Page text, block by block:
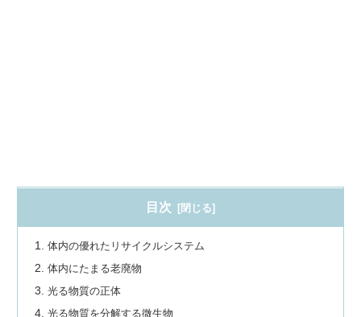
目次
体内の優れたリサイクルシステム
体内にたまる老廃物
光る物質の正体
光る物質を分解する微生物